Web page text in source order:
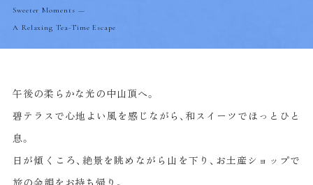
Sweeter Moments —
A Relaxing Tea-Time Escape
午後の柔らかな光の中山頂へ。
碧テラスで心地よい風を感じながら、和スイーツでほっとひと
息。
日が傾くころ、絶景を眺めながら山を下り、お土産ショップで